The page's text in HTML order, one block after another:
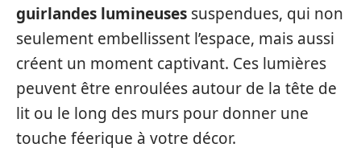
guirlandes lumineuses suspendues, qui non
seulement embellissent l’espace, mais aussi
créent un moment captivant. Ces lumières
peuvent être enroulées autour de la tête de
lit ou le long des murs pour donner une
touche féerique à votre décor.